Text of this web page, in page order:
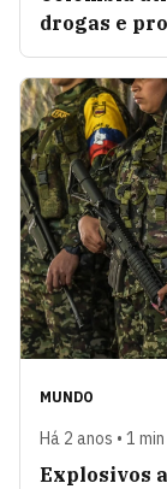
drogas e
MUNDO
Há 2 anos • 1
Explosivos